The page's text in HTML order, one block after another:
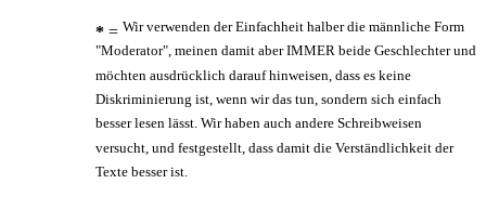
* = Wir verwenden der Einfachheit halber die männliche Form
"Moderator", meinen damit aber IMMER beide Geschlechter und
möchten ausdrücklich darauf hinweisen, dass es keine
Diskriminierung ist, wenn wir das tun, sondern sich einfach
besser lesen lässt. Wir haben auch andere Schreibweisen
versucht, und festgestellt, dass damit die Verständlichkeit der
Texte besser ist.